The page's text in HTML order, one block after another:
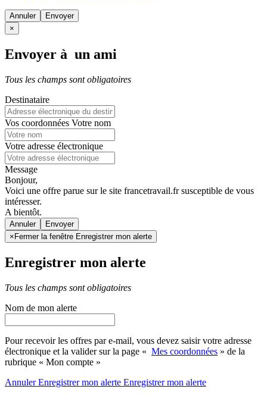
Annuler
×
Envoyer à un ami
Tous les champs sont obligatoires
Destinataire
Vos coordonnées Votre nom
Votre adresse électronique
Message
Bonjour,
Voici une offre parue sur le site francetravail.fr susceptible de vous
intéresser.
A bientôt.
Annuler
× Fermer la fenêtre Enregistrer mon alerte
Enregistrer mon alerte
Tous les champs sont obligatoires
Nom de mon alerte
Pour recevoir les offres par e-mail, vous devez saisir votre adresse
électronique et la valider sur la page « Mes coordonnées » de la
rubrique « Mon compte »
AnnulerEnregistrer mon alerte Enregistrermon alerte